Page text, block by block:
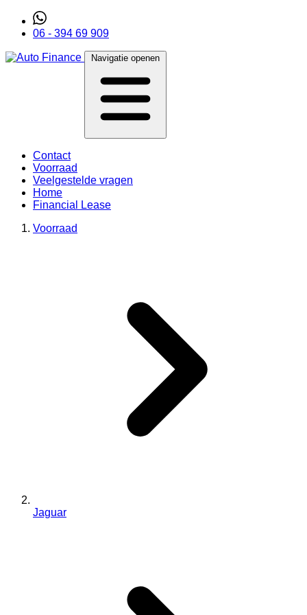
06 - 394 69 909
Navigatie openen
Contact
Voorraad
Veelgestelde vragen
Home
Financial Lease
Voorraad
Jaguar